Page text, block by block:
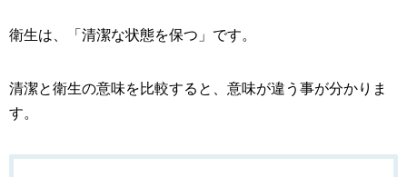
衛生は、「清潔な状態を保つ」です。
清潔と衛生の意味を比較すると、意味が違う事が分かりま
す。